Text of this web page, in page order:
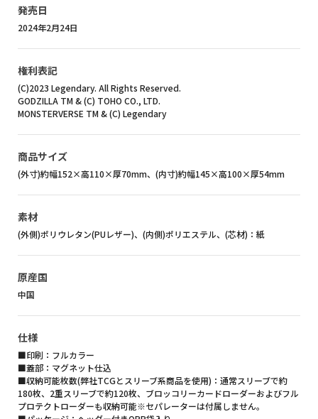
発売日
2024年2月24日
権利表記
(C)2023 Legendary. All Rights Reserved.
GODZILLA TM & (C) TOHO CO., LTD.
MONSTERVERSE TM & (C) Legendary
商品サイズ
(外寸)約幅152×高110×厚70mm、(内寸)約幅145×高100×厚54mm
素材
(外側)ポリウレタン(PUレザー)、(内側)ポリエステル、(芯材)：紙
原産国
中国
仕様
■印刷：フルカラー
■蓋部：マグネット仕込
■収納可能枚数(弊社TCGとスリーブ系商品を使用)：通常スリーブで約
180枚、2重スリーブで約120枚、ブロッコリーカードローダーおよびフル
プロテクトローダーも収納可能※セパレーターは付属しません。